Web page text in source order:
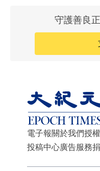
守護善良
電子報關於我們授
投稿中心廣告服務